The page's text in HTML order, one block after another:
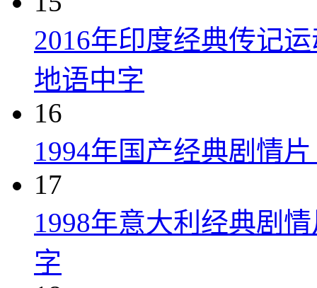
2016年印度经典传记
地语中字
16
1994年国产经典剧情
17
1998年意大利经典剧
字